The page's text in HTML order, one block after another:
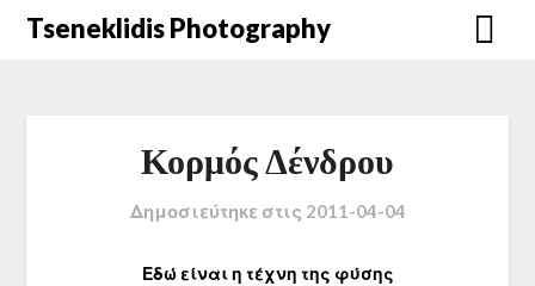
Μετάβαση
Tseneklidis Photography
Κορμός Δένδρου
Δημοσιεύτηκε στις 2011-04-04
Εδώ είναι η τέχνη της φύσης